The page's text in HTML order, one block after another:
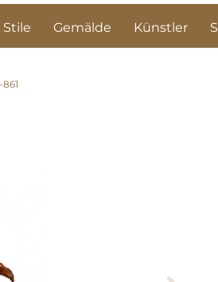
Stile Gemälde Künstler
861